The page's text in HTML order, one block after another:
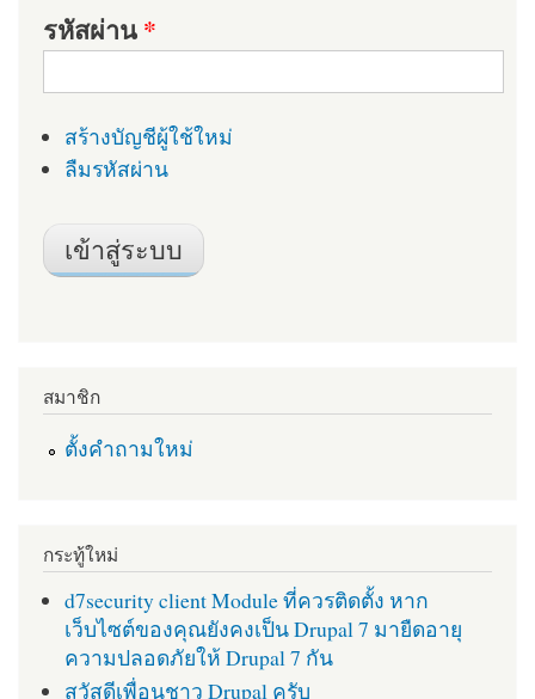
รหัสผ่าน*
สร้างบัญชีผู้ใช้ใหม่
ลืมรหัสผ่าน
สมาชิก
ตั้งคำถามใหม่
กระทู้ใหม่
d7security client Module ที่ควรติดตั้ง หาก
เว็บไซต์ของคุณยังคงเป็น Drupal 7 มายืดอายุ
ความปลอดภัยให้ Drupal 7 กัน
สวัสดีเพื่อนชาว Drupal ครับ